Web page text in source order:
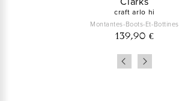
craft arlo hi
Montantes-Boots-Et-Bottines
139,90 €